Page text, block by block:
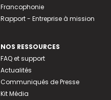
Francophonie
Rapport - Entreprise à mission
NOS RESSOURCES
FAQ et support
Actualités
Communiqués de Presse
Kit Média